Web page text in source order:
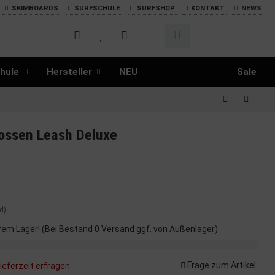
SKIMBOARDS SURFSCHULE SURFSHOP KONTAKT NEWS
Hersteller NEU Sale
Leash Deluxe
Lager! (Bei Bestand 0 Versand ggf. von Außenlager)
erfragen Frage zum Artikel